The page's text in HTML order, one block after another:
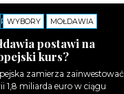
WYBORY MOŁDAWIA
postawi na
kurs?
zamierza zainwestować
1,8 miliarda euro w ciągu